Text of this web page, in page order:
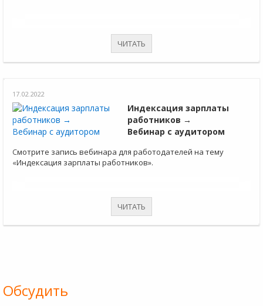
ЧИТАТЬ
17.02.2022
Индексация зарплаты
работников →
Вебинар с аудитором
Смотрите запись вебинара для работодателей на тему
«Индексация зарплаты работников».
ЧИТАТЬ
Обсудить